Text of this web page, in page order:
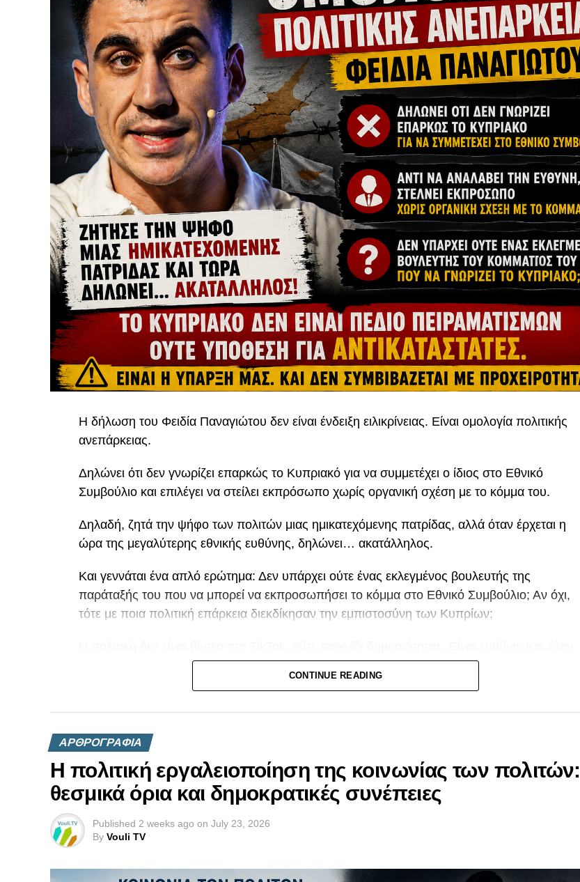
Η δήλωση του Φειδία Παναγιώτου δεν είναι ένδειξη ειλικρίνειας. Είναι ομολογία πολιτικής
ανεπάρκειας.
Δηλώνει ότι δεν γνωρίζει επαρκώς το Κυπριακό για να συμμετέχει ο ίδιος στο Εθνικό
Συμβούλιο και επιλέγει να στείλει εκπρόσωπο χωρίς οργανική σχέση με το κόμμα του.
Δηλαδή, ζητά την ψήφο των πολιτών μιας ημικατεχόμενης πατρίδας, αλλά όταν έρχεται η
ώρα της μεγαλύτερης εθνικής ευθύνης, δηλώνει… ακατάλληλος.
Και γεννάται ένα απλό ερώτημα: Δεν υπάρχει ούτε ένας εκλεγμένος βουλευτής της
παράταξής του που να μπορεί να εκπροσωπήσει το κόμμα στο Εθνικό Συμβούλιο; Αν όχι,
τότε με ποια πολιτική επάρκεια διεκδίκησαν την εμπιστοσύνη των Κυπρίων;
κάποιος παραδέχεται ότι δεν είναι σε θέση να ανταποκριθεί στην κορυφαία θεσμική
Το Κυπριακό δεν συγχωρεί ούτε την άγνοια ούτε την προχειρότητα. Και σίγουρα δεν μπορεί
να αντιμετωπίζεται με λογική «βάζω έναν άλλον στη θέση μου».
CONTINUE READING
ΑΡΘΡΟΓΡΑΦΙΑ
Η πολιτική εργαλειοποίηση της κοινωνίας των πολιτών:
θεσμικά όρια και δημοκρατικές συνέπειες
Published 2 weeks ago on July 23, 2026
By Vouli TV